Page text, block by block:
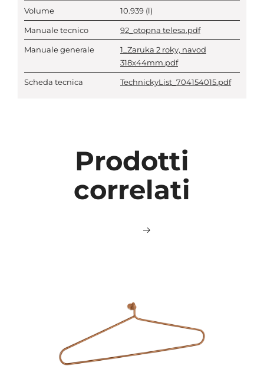
Volume 10.939 (l)
Manuale tecnico 92_otopna telesa.pdf
Manuale generale
1_Zaruka 2 roky, navod
318x44mm.pdf
Scheda tecnica TechnickyList_704154015.pdf
Prodotti
correlati